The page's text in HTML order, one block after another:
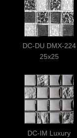
DC-DU DMX-224
25x25
DC-IM Luxury